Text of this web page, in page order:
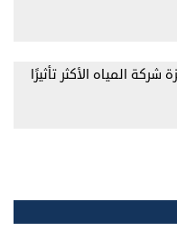
المياه الأكثر تأثيرًا